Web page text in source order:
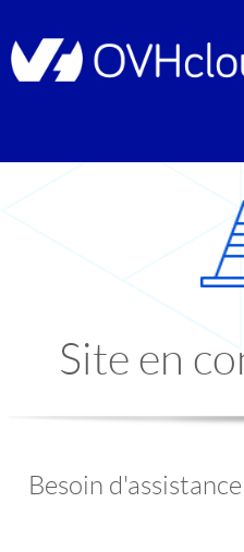
Site en
Besoin